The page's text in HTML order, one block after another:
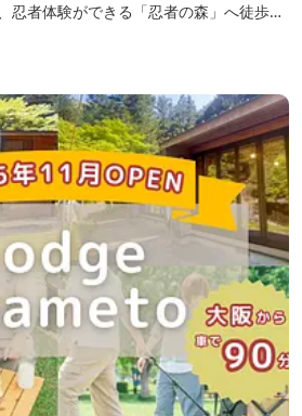
忍者体験ができる「忍者の森」へ徒歩５
かな肌触りで美肌効果も期待できます。
場は、泡風呂を備えた「上忍の湯」、打
の...